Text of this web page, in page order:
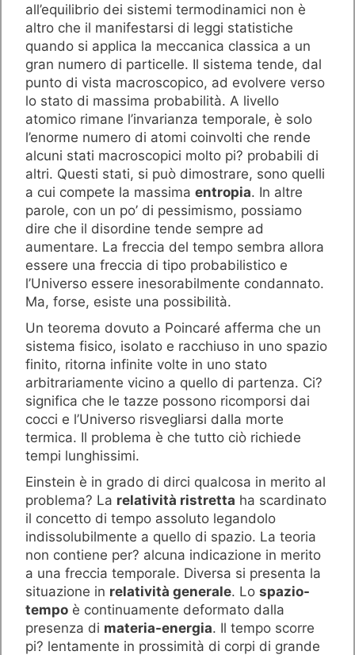
all’equilibrio dei sistemi termodinamici non è
altro che il manifestarsi di leggi statistiche
quando si applica la meccanica classica a un
gran numero di particelle. Il sistema tende, dal
punto di vista macroscopico, ad evolvere verso
lo stato di massima probabilità. A livello
atomico rimane l’invarianza temporale, è solo
l’enorme numero di atomi coinvolti che rende
alcuni stati macroscopici molto pi? probabili di
altri. Questi stati, si può dimostrare, sono quelli
a cui compete la massima entropia. In altre
parole, con un po’ di pessimismo, possiamo
dire che il disordine tende sempre ad
aumentare. La freccia del tempo sembra allora
essere una freccia di tipo probabilistico e
l’Universo essere inesorabilmente condannato.
Ma, forse, esiste una possibilità.
Un teorema dovuto a Poincaré afferma che un
sistema fisico, isolato e racchiuso in uno spazio
finito, ritorna infinite volte in uno stato
arbitrariamente vicino a quello di partenza. Ci?
significa che le tazze possono ricomporsi dai
cocci e l’Universo risvegliarsi dalla morte
termica. Il problema è che tutto ciò richiede
tempi lunghissimi.
Einstein è in grado di dirci qualcosa in merito al
problema? La relatività ristretta ha scardinato
il concetto di tempo assoluto legandolo
indissolubilmente a quello di spazio. La teoria
non contiene per? alcuna indicazione in merito
a una freccia temporale. Diversa si presenta la
situazione in relatività generale. Lo spazio-
tempo è continuamente deformato dalla
presenza di materia-energia. Il tempo scorre
pi? lentamente in prossimità di corpi di grande